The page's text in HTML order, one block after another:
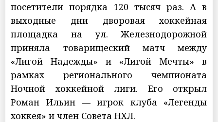
посетители порядка 120 тысяч раз. А в
выходные дни дворовая хоккейная
площадка на ул. Железнодорожной
приняла товарищеский матч между
«Лигой Надежды» и «Лигой Мечты» в
рамках регионального чемпионата
Ночной хоккейной лиги. Его открыл
Роман Ильин — игрок клуба «Легенды
хоккея» и член Совета НХЛ.